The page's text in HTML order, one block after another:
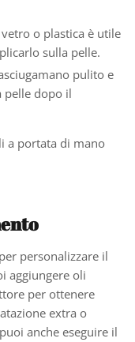
o plastica è utile
sulla pelle.
pulito e
pelle dopo il
a portata di mano
personalizzare il
aggiungere oli
per ottenere
extra o
anche eseguire il